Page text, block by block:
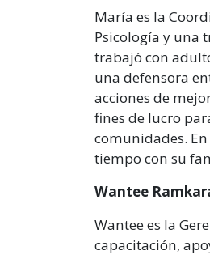
María es la
Psicología y una
trabajó con
una defensora
acciones de
fines de lucro
comunidades.
tiempo con su
Wantee
Wantee es la
capacitación,